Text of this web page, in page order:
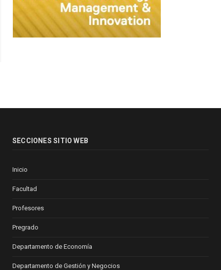
SECCIONES SITIO WEB
Inicio
Facultad
Profesores
Pregrado
Departamento de Economía
Departamento de Gestión y Negocios